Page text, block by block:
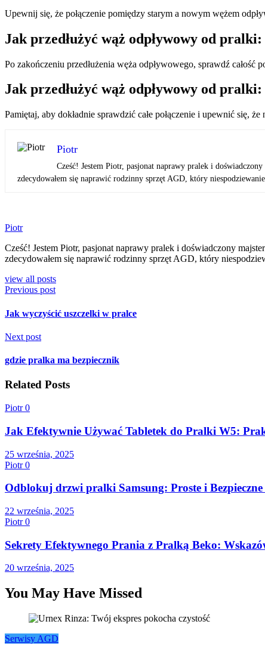
Upewnij się, że połączenie pomiędzy starym a nowym wężem
Jak przedłużyć wąż odpływowy od
Po zakończeniu przedłużenia węża odpływowego, sprawdź
Jak przedłużyć wąż odpływowy od
Pamiętaj, aby dokładnie sprawdzić całe połączenie i upewnić się,
Piotr
Cześć! Jestem Piotr, pasjonat naprawy pralek i
zdecydowałem się naprawić rodzinny sprzęt AGD, który
Piotr
Cześć! Jestem Piotr, pasjonat naprawy pralek i doświadczony
zdecydowałem się naprawić rodzinny sprzęt AGD, który
view all posts
Previous post
Jak wyczyścić uszczelki w pralce
Next post
gdzie pralka ma bezpiecznik
Related Posts
Piotr0
Jak Efektywnie Używać Tabletek do Pralki W5:
25 września, 2025
Piotr0
Odblokuj drzwi pralki Samsung: Proste i
22 września, 2025
Piotr0
Sekrety Efektywnego Prania z Pralką Beko:
20 września, 2025
You May Have Missed
Serwisy AGD